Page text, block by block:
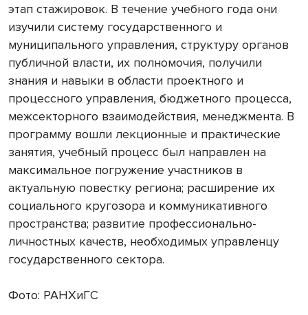
этап стажировок. В течение учебного года они
изучили систему государственного и
муниципального управления, структуру органов
публичной власти, их полномочия, получили
знания и навыки в области проектного и
процессного управления, бюджетного процесса,
межсекторного взаимодействия, менеджмента. В
программу вошли лекционные и практические
занятия, учебный процесс был направлен на
максимальное погружение участников в
актуальную повестку региона; расширение их
социального кругозора и коммуникативного
пространства; развитие профессионально-
личностных качеств, необходимых управленцу
государственного сектора.
Фото: РАНХиГС